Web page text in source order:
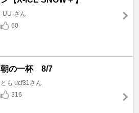
-UU-さん
60
朝の一杯 8/7
とも ucf31さん
316